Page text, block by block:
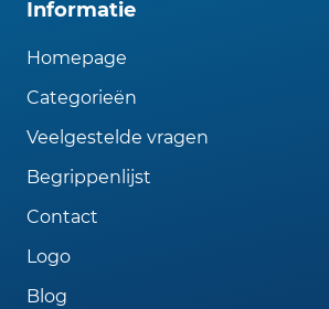
Informatie
Homepage
Categorieën
Veelgestelde vragen
Begrippenlijst
Contact
Logo
Blog